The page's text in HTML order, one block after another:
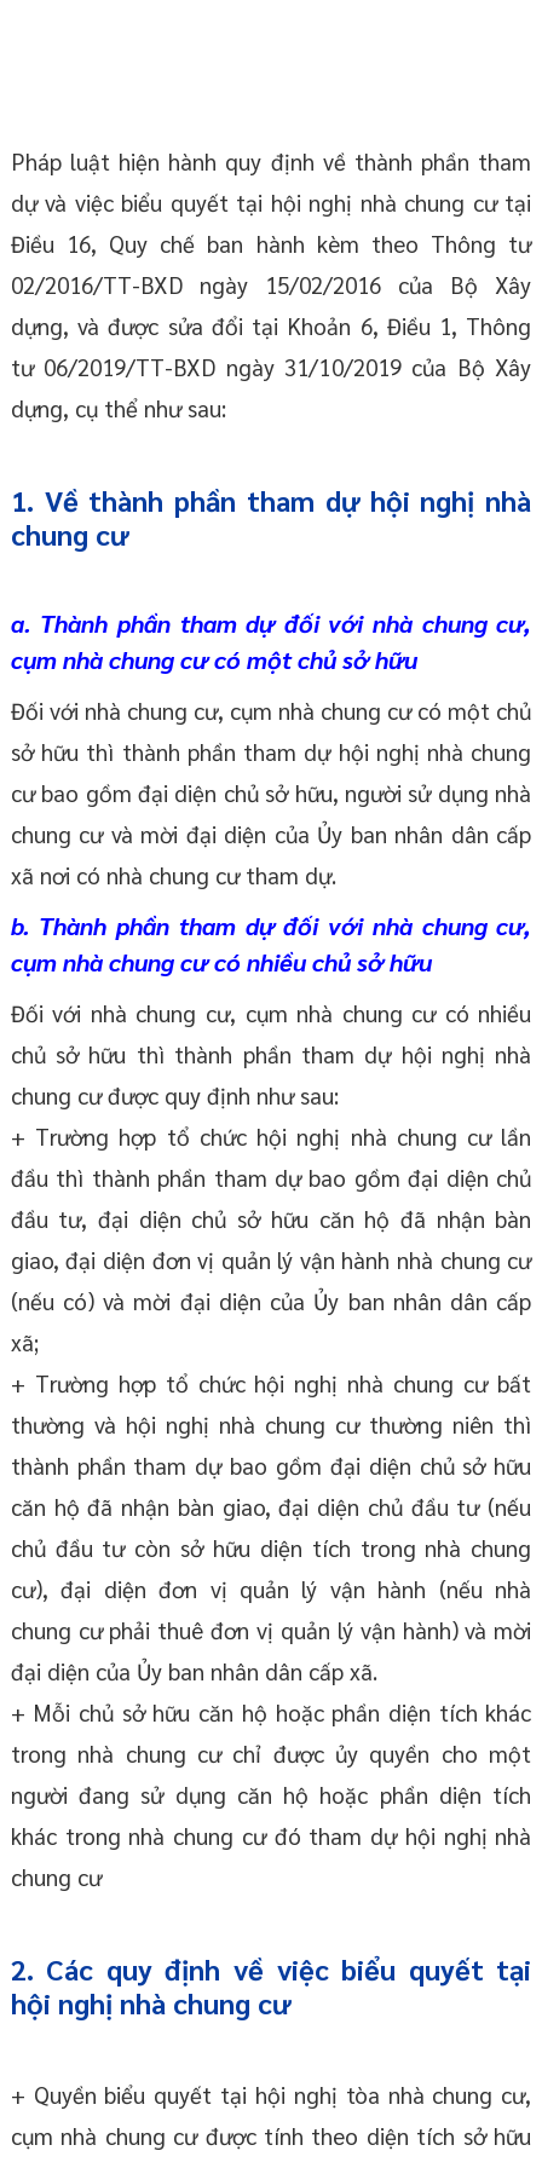
Pháp luật hiện hành quy định về thành phần tham
dự và việc biểu quyết tại hội nghị nhà chung cư tại
Điều 16, Quy chế ban hành kèm theo Thông tư
02/2016/TT-BXD ngày 15/02/2016 của Bộ Xây
dựng, và được sửa đổi tại Khoản 6, Điều 1, Thông
tư 06/2019/TT-BXD ngày 31/10/2019 của Bộ Xây
dựng, cụ thể như sau:
1. Về thành phần tham dự hội nghị nhà
chung cư
a. Thành phần tham dự đối với nhà chung cư,
cụm nhà chung cư có một chủ sở hữu
Đối với nhà chung cư, cụm nhà chung cư có một chủ
sở hữu thì thành phần tham dự hội nghị nhà chung
cư bao gồm đại diện chủ sở hữu, người sử dụng nhà
chung cư và mời đại diện của Ủy ban nhân dân cấp
xã nơi có nhà chung cư tham dự.
b. Thành phần tham dự đối với nhà chung cư,
cụm nhà chung cư có nhiều chủ sở hữu
Đối với nhà chung cư, cụm nhà chung cư có nhiều
chủ sở hữu thì thành phần tham dự hội nghị nhà
chung cư được quy định như sau:
+ Trường hợp tổ chức hội nghị nhà chung cư lần
đầu thì thành phần tham dự bao gồm đại diện chủ
đầu tư, đại diện chủ sở hữu căn hộ đã nhận bàn
giao, đại diện đơn vị quản lý vận hành nhà chung cư
(nếu có) và mời đại diện của Ủy ban nhân dân cấp
xã;
+ Trường hợp tổ chức hội nghị nhà chung cư bất
thường và hội nghị nhà chung cư thường niên thì
thành phần tham dự bao gồm đại diện chủ sở hữu
căn hộ đã nhận bàn giao, đại diện chủ đầu tư (nếu
chủ đầu tư còn sở hữu diện tích trong nhà chung
cư), đại diện đơn vị quản lý vận hành (nếu nhà
chung cư phải thuê đơn vị quản lý vận hành) và mời
đại diện của Ủy ban nhân dân cấp xã.
+ Mỗi chủ sở hữu căn hộ hoặc phần diện tích khác
trong nhà chung cư chỉ được ủy quyền cho một
người đang sử dụng căn hộ hoặc phần diện tích
khác trong nhà chung cư đó tham dự hội nghị nhà
chung cư
2. Các quy định về việc biểu quyết tại
hội nghị nhà chung cư
+ Quyền biểu quyết tại hội nghị tòa nhà chung cư,
cụm nhà chung cư được tính theo diện tích sở hữu